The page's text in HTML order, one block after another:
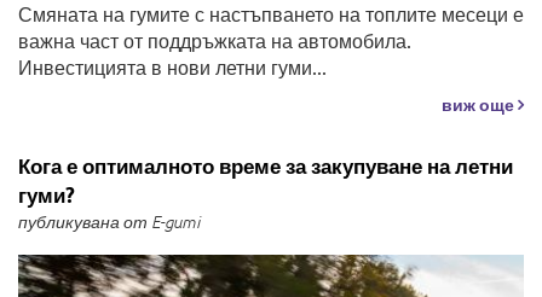
Смяната на гумите с настъпването на топлите месеци е
важна част от поддръжката на автомобила.
Инвестицията в нови летни гуми...
виж още
Кога е оптималното време за закупуване на летни
гуми?
публикувана от E-gumi